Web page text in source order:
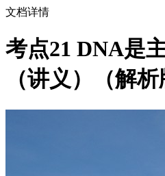
文档详情
考点21 DNA是
（讲义）（解